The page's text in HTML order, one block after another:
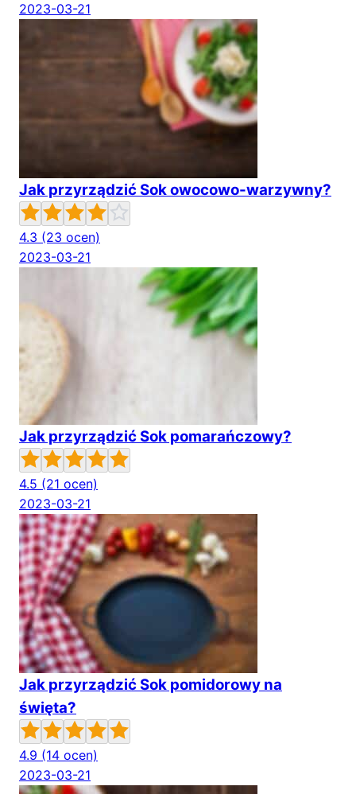
2023-03-21
Jak przyrządzić Sok owocowo-warzywny?
4.3 (23 ocen)
2023-03-21
Jak przyrządzić Sok pomarańczowy?
4.5 (21 ocen)
2023-03-21
Jak przyrządzić Sok pomidorowy na
święta?
4.9 (14 ocen)
2023-03-21